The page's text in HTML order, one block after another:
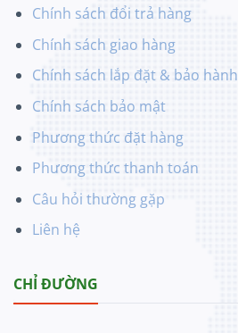
Chính sách đổi trả hàng
Chính sách giao hàng
Chính sách lắp đặt & bảo hành
Chính sách bảo mật
Phương thức đặt hàng
Phương thức thanh toán
Câu hỏi thường gặp
Liên hệ
CHỈ ĐƯỜNG